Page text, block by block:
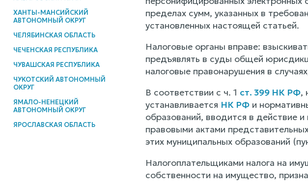
ХАНТЫ-МАНСИЙСКИЙ
АВТОНОМНЫЙ ОКРУГ
ЧЕЛЯБИНСКАЯ ОБЛАСТЬ
ЧЕЧЕНСКАЯ РЕСПУБЛИКА
ЧУВАШСКАЯ РЕСПУБЛИКА
ЧУКОТСКИЙ АВТОНОМНЫЙ
ОКРУГ
ЯМАЛО-НЕНЕЦКИЙ
АВТОНОМНЫЙ ОКРУГ
ЯРОСЛАВСКАЯ ОБЛАСТЬ
пределах сумм, указанных в
установленных настоящей статьей.
Налоговые органы вправе:
предъявлять в суды общей
налоговые правонарушения в
В соответствии с ч. 1 ст. 399 НК РФ,
устанавливается НК РФи
образований, вводится в действие
правовыми актами
этих муниципальных образований
Налогоплательщиками налога на
собственности на имущество,